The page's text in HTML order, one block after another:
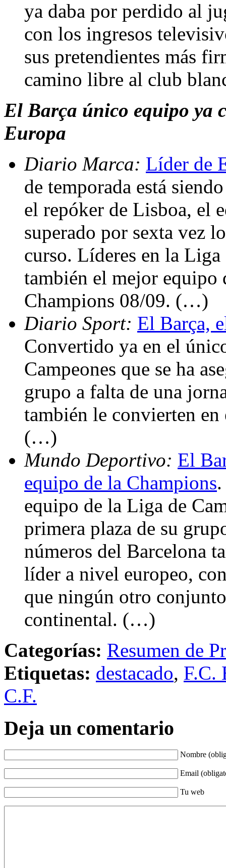
ya daba por perdido al
con los ingresos
sus pretendientes más
camino libre al club
El Barça único equipo ya
Europa
Diario Marca: Líder de
de temporada está
el repóker de Lisboa, el
superado por sexta vez
curso. Líderes en la Liga
también el mejor equipo
Champions 08/09. (…)
Diario Sport: El Barça,
Convertido ya en el
Campeones que se ha
grupo a falta de una
también le convierten
(…)
Mundo Deportivo: El
equipo de la Champions
equipo de la Liga de
primera plaza de su
números del Barcelona
líder a nivel europeo,
que ningún otro
continental. (…)
Categorías: Resumen de
Etiquetas: destacado, F.C.
C.F.
Deja un comentario
Nombre
Email
Tu web